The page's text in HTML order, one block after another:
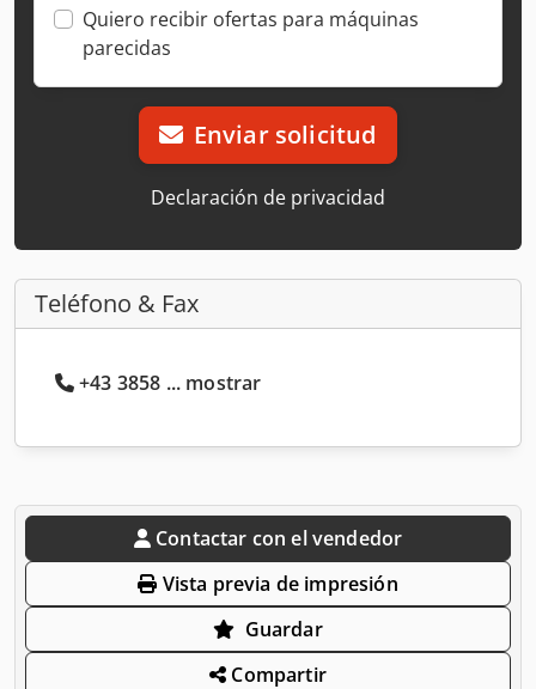
Quiero recibir ofertas para máquinas
parecidas
Enviar solicitud
Declaración de privacidad
Teléfono & Fax
+43 3858 ... mostrar
Contactar con el vendedor
Vista previa de impresión
Guardar
Compartir